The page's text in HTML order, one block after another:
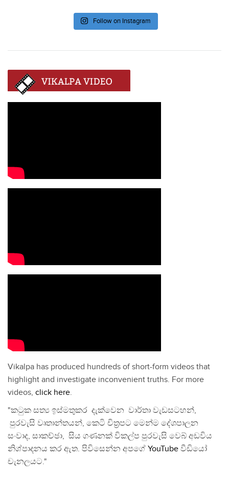
Follow on Instagram
Vikalpa has produced hundreds of short-form videos that
highlight and investigate inconvenient truths. For more
videos, click here.
"කටුක සත්‍ය ඉස්මතුකර දැක්වෙන වාර්තා වැඩසටහන්,
පුරවැසි වෘතාන්තයන්, කෙටි චිත්‍රපට මෙන්ම දේශපාලන
සංවාද, සාකච්ඡා, සිය ගණනක් විකල්ප පුරවැසි වෙබ් අඩවිය
නිශ්පාදනය කර ඇත. පිවිසෙන්න අපගේ YouTube වීඩියෝ
චැනලයට."